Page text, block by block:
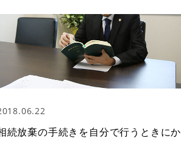
続放棄の手続きを自分で行うときにか